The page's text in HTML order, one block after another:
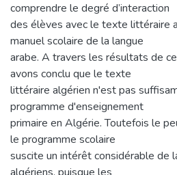
comprendre le degré d’interaction
des élèves avec le texte littéraire
manuel scolaire de la langue
arabe. A travers les résultats de
avons conclu que le texte
littéraire algérien n'est pas
programme d'enseignement
primaire en Algérie. Toutefois le
le programme scolaire
suscite un intérêt considérable de